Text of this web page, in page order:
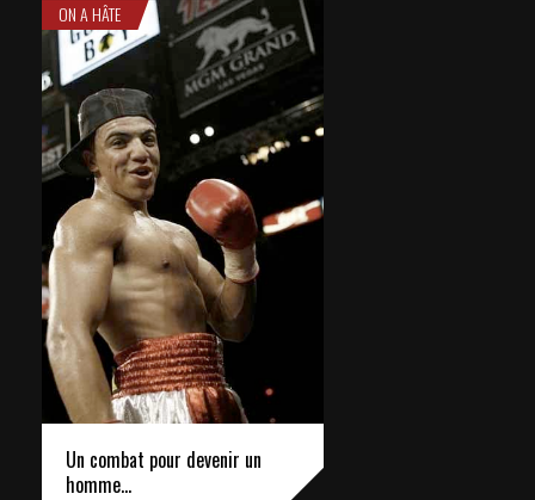
ON A HÂTE
Un combat pour devenir un
homme…